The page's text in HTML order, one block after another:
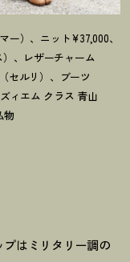
）、ニット¥37,000、
、レザーチャーム
セルリ）、ブーツ
ィエム クラス 青山
物
プはミリタリー調の